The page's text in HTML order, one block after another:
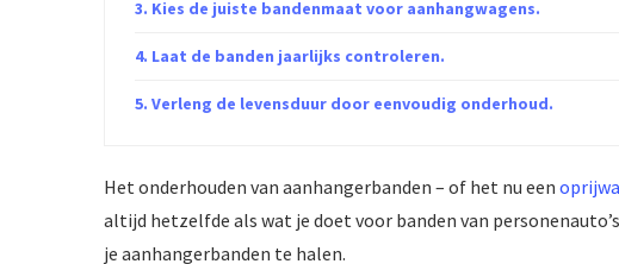
Kies de juiste bandenmaat voor aanhangwagens.
Laat de banden jaarlijks controleren.
Verleng de levensduur door eenvoudig onderhoud.
Het onderhouden van aanhangerbanden – of het nu een
altijd hetzelfde als wat je doet voor banden van
je aanhangerbanden te halen.